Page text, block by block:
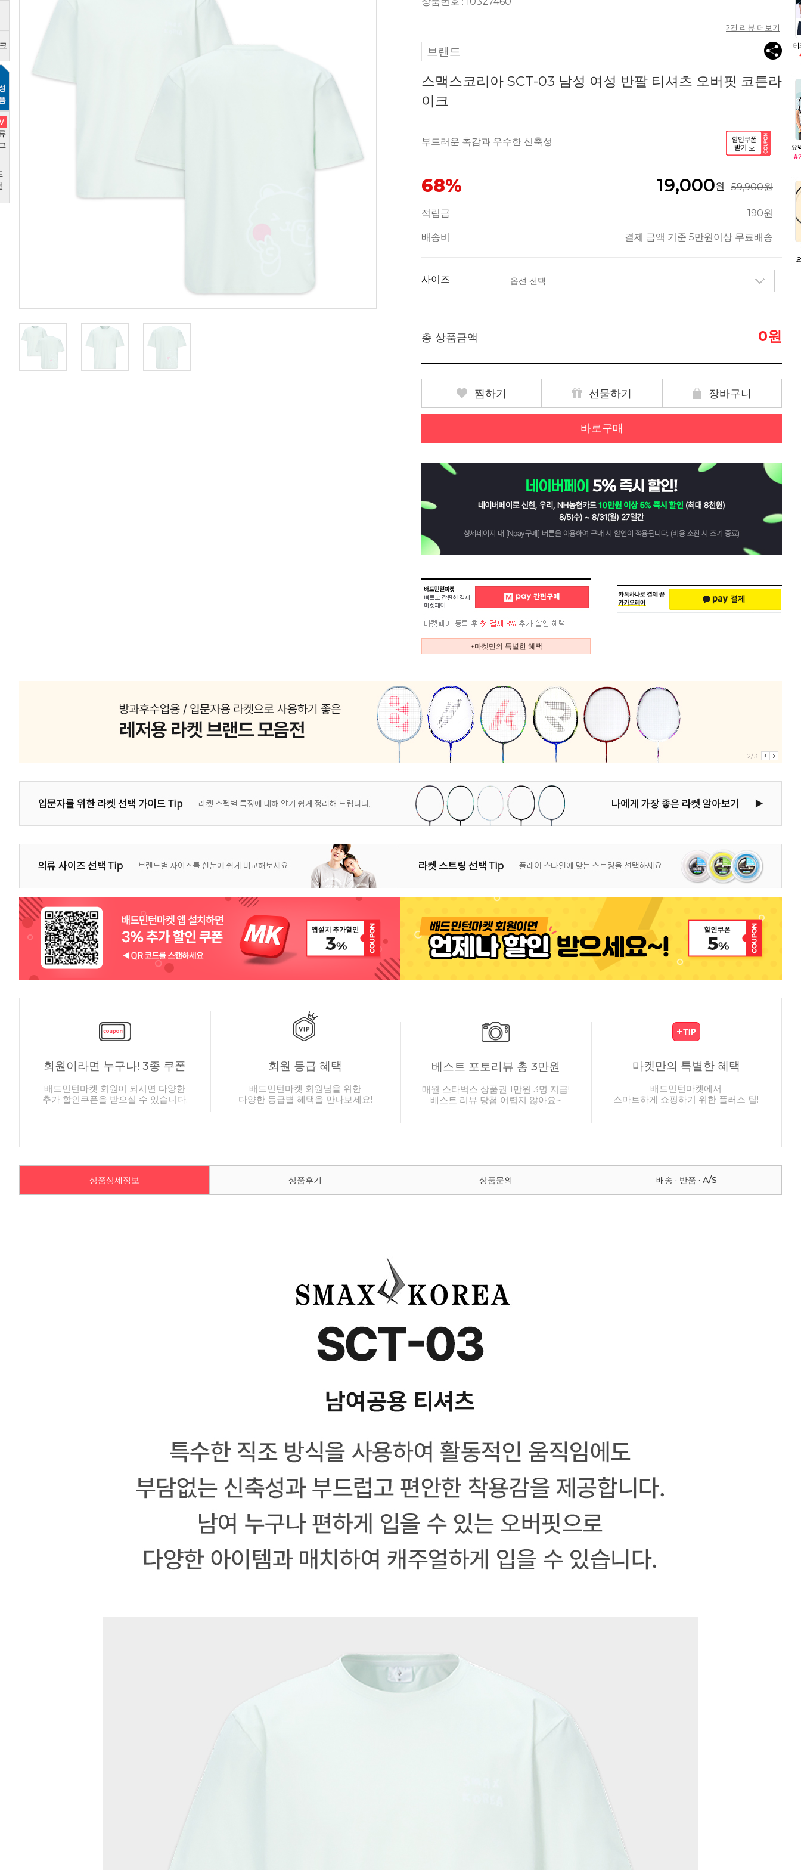
2건 리뷰 더보기
브랜드
스맥스코리아 SCT-03 남성 여성 반팔 티셔츠 오버핏 코튼라
이크
부드러운 촉감과 우수한 신축성
68% 19,000원 59,900원
적립금 190원
배송비 결제 금액 기준 5만원이상 무료배송
사이즈
총 상품금액 0원
찜하기 선물하기 장바구니
바로구매
+마켓만의 특별한 혜택
2/3
회원이라면 누구나! 3종 쿠폰
배드민턴마켓 회원이 되시면 다양한
추가 할인쿠폰을 받으실 수 있습니다.
회원 등급 혜택
배드민턴마켓 회원님을 위한
다양한 등급별 혜택을 만나보세요!
베스트 포토리뷰 총 3만원
매월 스타벅스 상품권 1만원 3명 지급!
베스트 리뷰 당첨 어렵지 않아요~
마켓만의 특별한 혜택
배드민턴마켓에서
스마트하게 쇼핑하기 위한 플러스 팁!
상품상세정보 상품후기 상품문의 배송 · 반품 · A/S